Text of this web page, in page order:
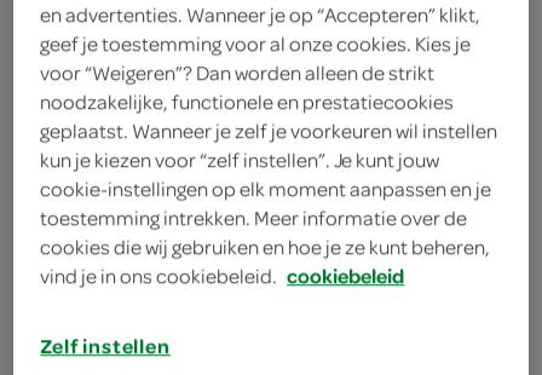
1 theelepel venkelzaad
2 venkelknollen
1 ui
2 eetlepels olijfolie
kies je winkel
benodigdheden
en advertenties. Wanneer je op “Accepteren” klikt,
geef je toestemming voor al onze cookies. Kies je
voor “Weigeren”? Dan worden alleen de strikt
noodzakelijke, functionele en prestatiecookies
geplaatst. Wanneer je zelf je voorkeuren wil instellen
kun je kiezen voor “zelf instellen”. Je kunt jouw
cookie-instellingen op elk moment aanpassen en je
toestemming intrekken. Meer informatie over de
cookies die wij gebruiken en hoe je ze kunt beheren,
vind je in ons cookiebeleid. cookiebeleid
Zelf instellen